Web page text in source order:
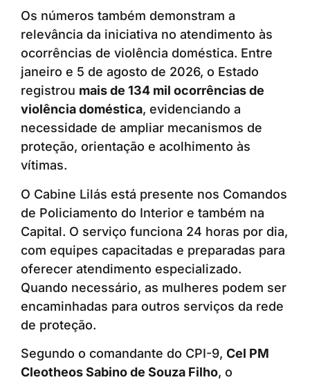
Os números também demonstram a
relevância da iniciativa no atendimento às
ocorrências de violência doméstica. Entre
janeiro e 5 de agosto de 2026, o Estado
registrou mais de 134 mil ocorrências de
violência doméstica, evidenciando a
necessidade de ampliar mecanismos de
proteção, orientação e acolhimento às
vítimas.
O Cabine Lilás está presente nos Comandos
de Policiamento do Interior e também na
Capital. O serviço funciona 24 horas por dia,
com equipes capacitadas e preparadas para
oferecer atendimento especializado.
Quando necessário, as mulheres podem ser
encaminhadas para outros serviços da rede
de proteção.
Segundo o comandante do CPI-9, Cel PM
Cleotheos Sabino de Souza Filho, o